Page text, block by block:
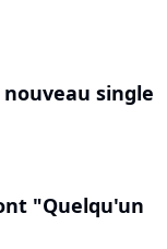
single
"Quelqu'un